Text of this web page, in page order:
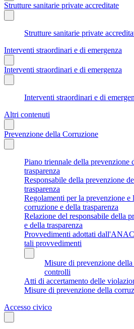
Strutture sanitarie private accreditate
Strutture sanitarie private
Interventi straordinari e di emergenza
Interventi straordinari e di emergenza
Interventi straordinari e di
Altri contenuti
Prevenzione della Corruzione
Piano triennale della prevenzione
trasparenza
Responsabile della prevenzione
trasparenza
Regolamenti per la prevenzione e
corruzione e della trasparenza
Relazione del responsabile della
e della trasparenza
Provvedimenti adottati
tali provvedimenti
Misure di prevenzione
controlli
Atti di accertamento delle
Misure di prevenzione della
Accesso civico